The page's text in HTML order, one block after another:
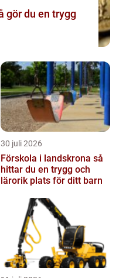
30 juli 2026
Förskola i landskrona så
hittar du en trygg och
lärorik plats för ditt barn